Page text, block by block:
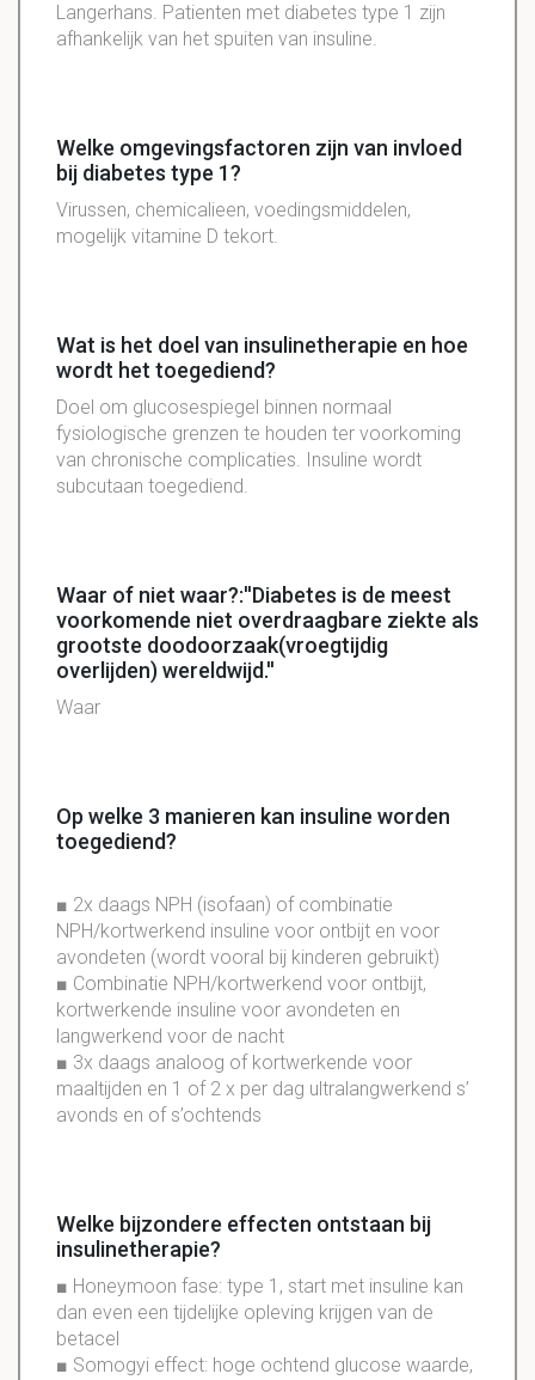
Langerhans. Patienten met diabetes type 1 zijn
afhankelijk van het spuiten van insuline.
Welke omgevingsfactoren zijn van invloed
bij diabetes type 1?
Virussen, chemicalieen, voedingsmiddelen,
mogelijk vitamine D tekort.
Wat is het doel van insulinetherapie en hoe
wordt het toegediend?
Doel om glucosespiegel binnen normaal
fysiologische grenzen te houden ter voorkoming
van chronische complicaties. Insuline wordt
subcutaan toegediend.
Waar of niet waar?:''Diabetes is de meest
voorkomende niet overdraagbare ziekte als
grootste doodoorzaak(vroegtijdig
overlijden) wereldwijd.''
Waar
Op welke 3 manieren kan insuline worden
toegediend?
■ 2x daags NPH (isofaan) of combinatie
NPH/kortwerkend insuline voor ontbijt en voor
avondeten (wordt vooral bij kinderen gebruikt)
■ Combinatie NPH/kortwerkend voor ontbijt,
kortwerkende insuline voor avondeten en
langwerkend voor de nacht
■ 3x daags analoog of kortwerkende voor
maaltijden en 1 of 2 x per dag ultralangwerkend s’
avonds en of s’ochtends
Welke bijzondere effecten ontstaan bij
insulinetherapie?
■ Honeymoon fase: type 1 , start met insuline kan
dan even een tijdelijke opleving krijgen van de
betacel
■ Somogyi effect: hoge ochtend glucose waarde,